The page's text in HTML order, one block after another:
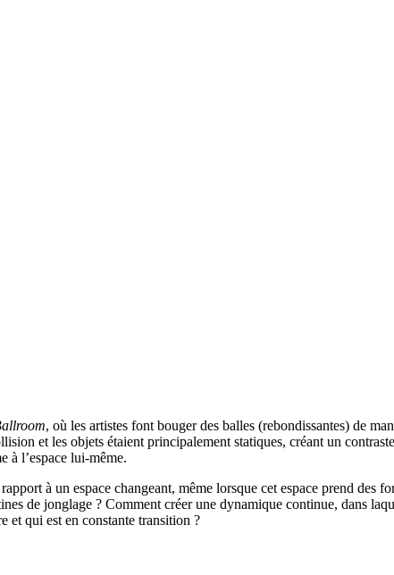
, où les artistes font bouger des balles (rebondissantes) de
et les objets étaient principalement statiques, créant un
à l’espace lui-même.
à un espace changeant, même lorsque cet espace prend des
de jonglage ? Comment créer une dynamique continue, dans
et qui est en constante transition ?